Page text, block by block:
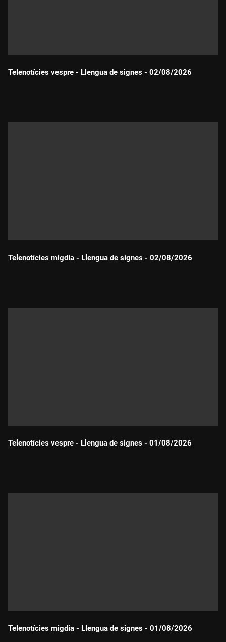
Telenotícies vespre - Llengua de signes - 02/08/2026
Telenotícies migdia - Llengua de signes - 02/08/2026
Telenotícies vespre - Llengua de signes - 01/08/2026
Telenotícies migdia - Llengua de signes - 01/08/2026